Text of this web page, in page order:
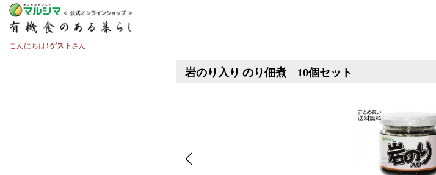
こんにちは！ゲストさん
岩のり入り のり佃煮 10個セット